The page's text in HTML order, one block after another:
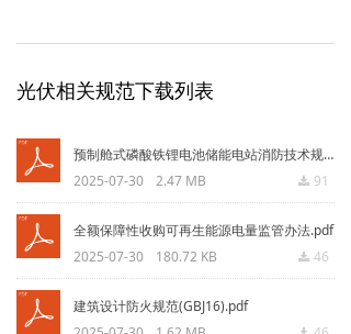
光伏相关规范下载列表
预制舱式磷酸铁锂电池储能电站消防技术规范（TCEC 373-2020）.pdf
끂 91
2025-07-30 2.47 MB
全额保障性收购可再生能源电量监管办法.pdf
끂 46
2025-07-30 180.72 KB
建筑设计防火规范(GBJ16).pdf